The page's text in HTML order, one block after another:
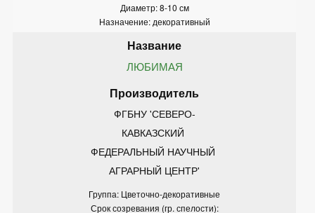
Диаметр: 8-10 см
Назначение: декоративный
ЛЮБИМАЯ
ФГБНУ 'СЕВЕРО-
КАВКАЗСКИЙ
ФЕДЕРАЛЬНЫЙ НАУЧНЫЙ
АГРАРНЫЙ ЦЕНТР'
Группа: Цветочно-декоративные
Срок созревания (гр. спелости):